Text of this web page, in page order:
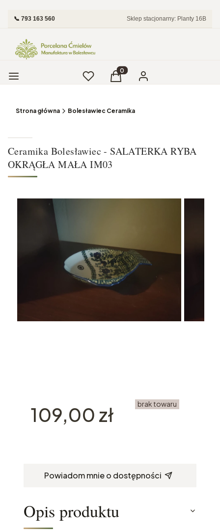
📞 793 163 560 Sklep stacjonarny: Planty 16B
Menu UlubioneProdukty w koszyku: 0.
Koszyk Zaloguj się
Strona główna Bolesławiec Ceramika
Ceramika Bolesławiec - SALATERKA RYBA
OKRĄGŁA MAŁA IM03
Cena
109,00 zł brak towaru
Powiadom mnie o dostępności
Opis produktu